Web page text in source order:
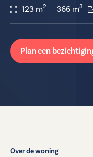
123 m2 366 m3
Plan een
Over de woning